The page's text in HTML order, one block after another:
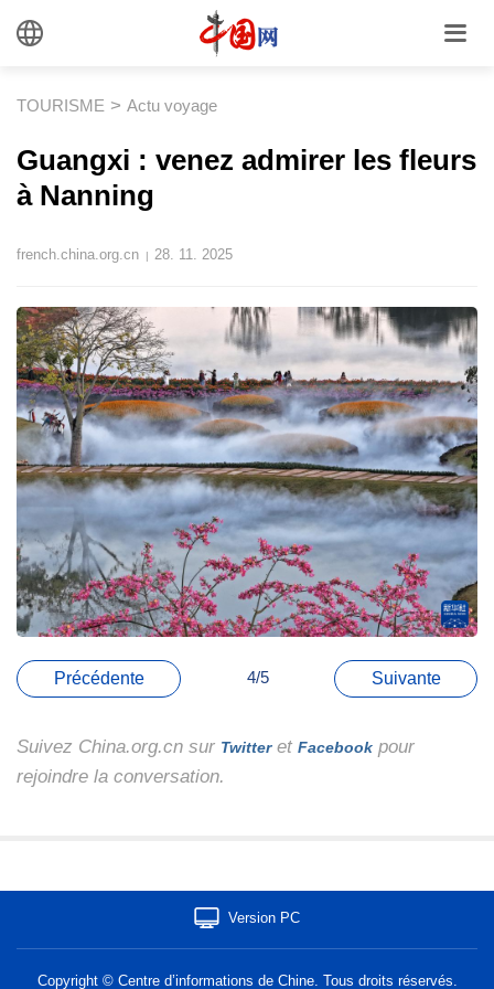
TOURISME > Actu voyage
Guangxi : venez admirer les fleurs
à Nanning
french.china.org.cn | 28. 11. 2025
Précédente 4/5 Suivante
Suivez China.org.cn sur Twitteret Facebook pour
rejoindre la conversation.
Version PC
Copyright © Centre d’informations de Chine. Tous droits réservés.